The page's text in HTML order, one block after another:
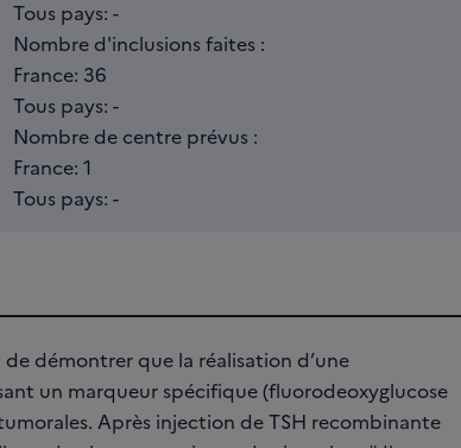
Tous pays: -
Nombre d'inclusions faites :
France: 36
Tous pays: -
Nombre de centre prévus :
France: 1
Tous pays: -
de démontrer que la réalisation d’une
un marqueur spécifique (fluorodeoxyglucose
Après injection de TSH recombinante